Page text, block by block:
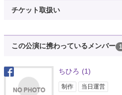
チケット取扱い
この公演に携わっているメンバー 1
ちひろ (1)
制作 当日運営